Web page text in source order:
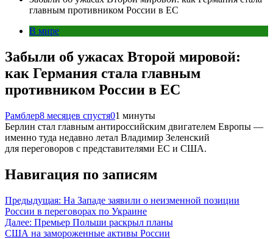
главным противником России в ЕС
В мире
Забыли об ужасах Второй мировой:
как Германия стала главным
противником России в ЕС
Рамблер8 месяцев спустя01 минуты
Берлин стал главным антироссийским двигателем Европы —
именно туда недавно летал Владимир Зеленский
для переговоров с представителями ЕС и США.
Навигация по записям
Предыдущая: На Западе заявили о неизменной позиции
России в переговорах по Украине
Далее: Премьер Польши раскрыл планы
США на замороженные активы России